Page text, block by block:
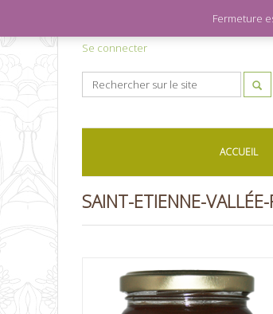
Se connecter
ACCUEIL
SAINT-ETIENNE-VALLÉE-
Fermeture